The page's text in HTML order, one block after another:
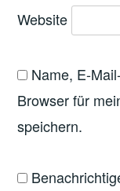
Website
Name, E-
Browser für
speichern.